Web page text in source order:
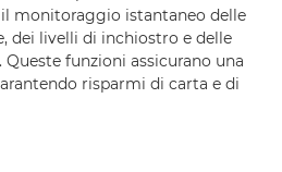
monitoraggio istantaneo delle
dei livelli di inchiostro e delle
funzioni assicurano una
risparmi di carta e di